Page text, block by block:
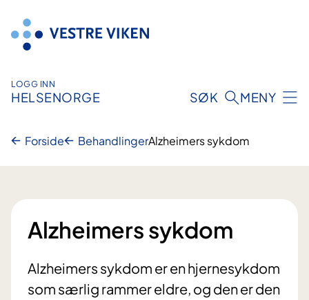
innhold
LOGG INN
HELSENORGE SØK MENY
Forside BehandlingerAlzheimers sykdom
Alzheimers sykdom
Alzheimers sykdom er en hjernesykdom
som særlig rammer eldre, og den er den